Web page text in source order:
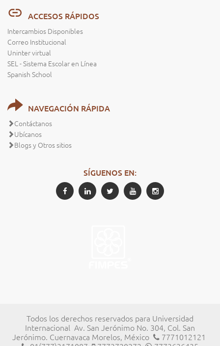
ACCESOS RÁPIDOS
Intercambios Disponibles
Correo Institucional
Uninter virtual
SEL - Sistema Escolar en Línea
Spanish School
NAVEGACIÓN RÁPIDA
Contáctanos
Ubícanos
Blogs y Otros sitios
SÍGUENOS EN:
Todos los derechos reservados para Universidad
Internacional Av. San Jerónimo No. 304, Col. San
Jerónimo. Cuernavaca Morelos, México
7771012121